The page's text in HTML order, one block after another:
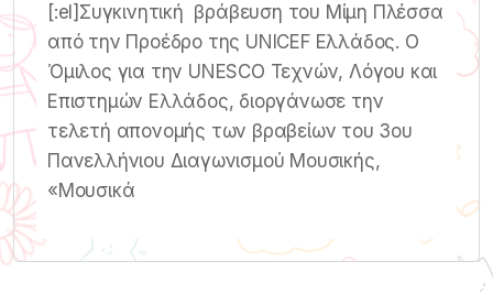
[:el]Συγκινητική βράβευση του Μίμη Πλέσσα
από την Προέδρο της UNICEF Ελλάδος. Ο
Όμιλος για την UNESCO Τεχνών, Λόγου και
Επιστημών Ελλάδος, διοργάνωσε την
τελετή απονομής των βραβείων του 3ου
Πανελλήνιου Διαγωνισμού Μουσικής,
«Μουσικά